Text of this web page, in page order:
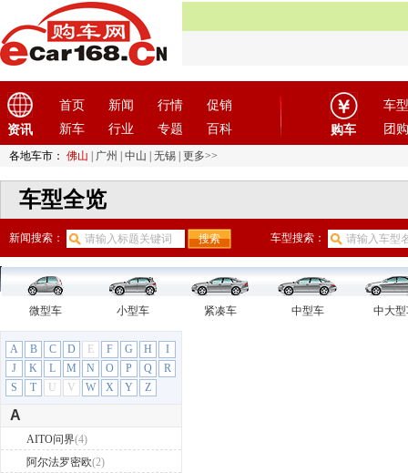
资讯
首页 新闻 行情
促销
新车
行业 专题 百科 购车
车型
团购
各地车市： 佛山 广州 中山 无锡 更多>>
车型全览
新闻搜索： 车型搜索：
微型车 小型车 紧凑车 中型车 中大
A B C D E F G H
I
J
K L M N O P Q
R
S
T U V W X Y Z
A
AITO问界(4)
阿尔法罗密欧(2)